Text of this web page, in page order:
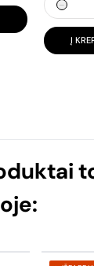
Į